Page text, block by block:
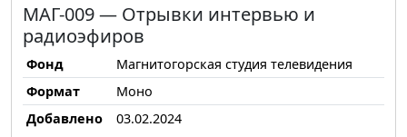
МАГ-009 — Отрывки интервью и
радиоэфиров
Фонд
Магнитогорская студия телевидения
Формат
Моно
Добавлено
03.02.2024